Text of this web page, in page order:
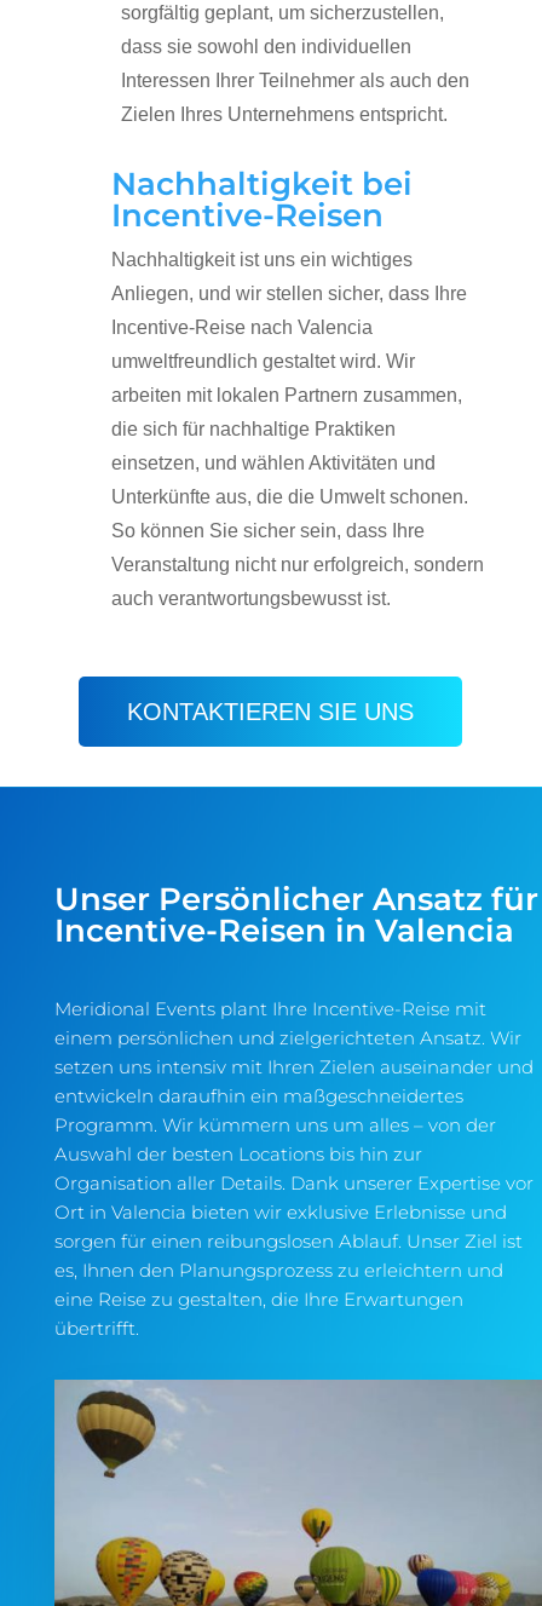
sorgfältig geplant, um sicherzustellen,
dass sie sowohl den individuellen
Interessen Ihrer Teilnehmer als auch den
Zielen Ihres Unternehmens entspricht.
Nachhaltigkeit bei
Incentive-Reisen
Nachhaltigkeit ist uns ein wichtiges
Anliegen, und wir stellen sicher, dass Ihre
Incentive-Reise nach Valencia
umweltfreundlich gestaltet wird. Wir
arbeiten mit lokalen Partnern zusammen,
die sich für nachhaltige Praktiken
einsetzen, und wählen Aktivitäten und
Unterkünfte aus, die die Umwelt schonen.
So können Sie sicher sein, dass Ihre
Veranstaltung nicht nur erfolgreich, sondern
auch verantwortungsbewusst ist.
KONTAKTIEREN SIE UNS
Unser Persönlicher Ansatz für
Incentive-Reisen in Valencia
Meridional Events plant Ihre Incentive-Reise mit
einem persönlichen und zielgerichteten Ansatz. Wir
setzen uns intensiv mit Ihren Zielen auseinander und
entwickeln daraufhin ein maßgeschneidertes
Programm. Wir kümmern uns um alles – von der
Auswahl der besten Locations bis hin zur
Organisation aller Details. Dank unserer Expertise vor
Ort in Valencia bieten wir exklusive Erlebnisse und
sorgen für einen reibungslosen Ablauf. Unser Ziel ist
es, Ihnen den Planungsprozess zu erleichtern und
eine Reise zu gestalten, die Ihre Erwartungen
übertrifft.